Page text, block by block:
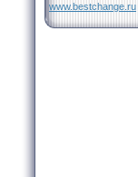
www.bestchange.ru